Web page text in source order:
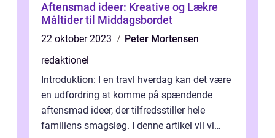
Aftensmad ideer: Kreative og Lækre
Måltider til Middagsbordet
22 oktober 2023
Peter Mortensen
redaktionel
Introduktion: I en travl hverdag kan det være
en udfordring at komme på spændende
aftensmad ideer, der tilfredsstiller hele
familiens smagsløg. I denne artikel vil vi